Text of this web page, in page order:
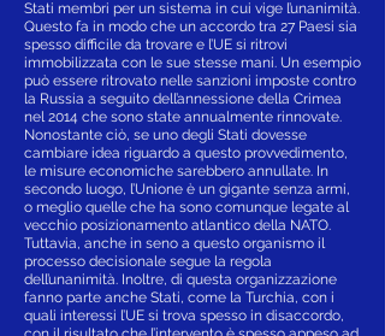
Stati membri per un sistema in cui vige l’unanimità.
Questo fa in modo che un accordo tra 27 Paesi sia
spesso difficile da trovare e l’UE si ritrovi
immobilizzata con le sue stesse mani. Un esempio
può essere ritrovato nelle sanzioni imposte contro
la Russia a seguito dell’annessione della Crimea
nel 2014 che sono state annualmente rinnovate.
Nonostante ciò, se uno degli Stati dovesse
cambiare idea riguardo a questo provvedimento,
le misure economiche sarebbero annullate. In
secondo luogo, l’Unione è un gigante senza armi,
o meglio quelle che ha sono comunque legate al
vecchio posizionamento atlantico della NATO.
Tuttavia, anche in seno a questo organismo il
processo decisionale segue la regola
dell’unanimità. Inoltre, di questa organizzazione
fanno parte anche Stati, come la Turchia, con i
quali interessi l’UE si trova spesso in disaccordo,